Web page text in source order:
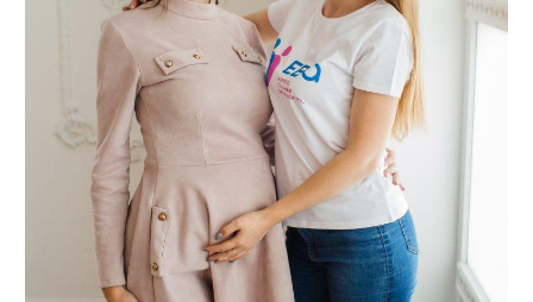
© 2011-2026
ООО «Агентство репродукции ЕВА»
Информация, представленная на сайте, в том
числе информация в анкетах кандидаток доноров
ооцитов и суррогатных мам, не является
публичной офертой.
Материалы сайта предназначены для лиц старше
18 лет (18+)
Политика конфиденциальности